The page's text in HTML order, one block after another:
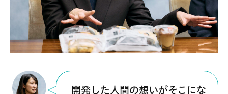
開発した人間の想いがそこにな